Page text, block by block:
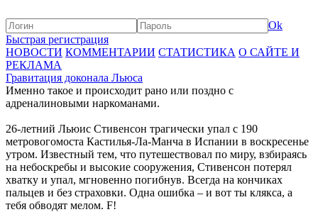
Ok
Быстрая регистрация
НОВОСТИ КОММЕНТАРИИ СТАТИСТИКА О САЙТЕ И
РЕКЛАМА
Гравитация доконала Льюса
Именно такое и происходит рано или поздно с
адреналиновыми наркоманами.
26-летний Льюис Стивенсон трагически упал с 190
метровогомоста Кастилья-Ла-Манча в Испании в воскресенье
утром. Известный тем, что путешествовал по миру, взбираясь
на небоскребы и высокие сооружения, Стивенсон потерял
хватку и упал, мгновенно погибнув. Всегда на кончиках
пальцев и без страховки. Одна ошибка – и вот ты клякса, а
тебя обводят мелом. F!